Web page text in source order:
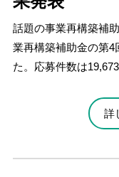
話題の事業再構築補
業再構築補助金の第4
た。応募件数は
詳